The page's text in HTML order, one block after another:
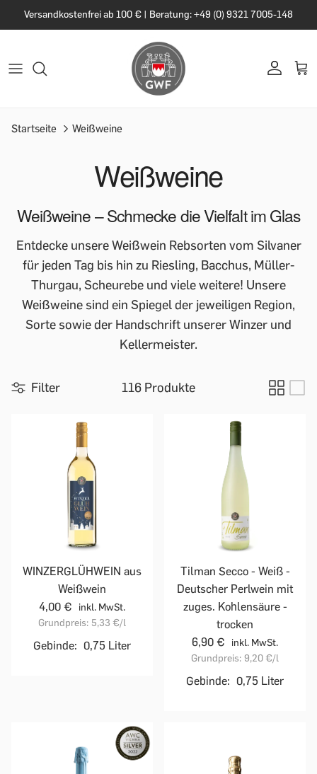
Versandkostenfrei ab 100 € | Beratung: +49 (0) 9321 7005-148
Startseite Weißweine
Weißweine
Weißweine – Schmecke die Vielfalt im Glas
Entdecke unsere Weißwein Rebsorten vom Silvaner
für jeden Tag bis hin zu Riesling, Bacchus, Müller-
Thurgau, Scheurebe und viele weitere! Unsere
Weißweine sind ein Spiegel der jeweiligen Region,
Sorte sowie der Handschrift unserer Winzer und
Kellermeister.
Filter 116 Produkte
WINZERGLÜHWEIN aus
Weißwein
4,00 €
inkl. MwSt.
Grundpreis: 5,33 €/l
Gebinde: 0,75 Liter
Tilman Secco - Weiß -
Deutscher Perlwein mit
zuges. Kohlensäure -
trocken
6,90 €
inkl. MwSt.
Grundpreis: 9,20 €/l
Gebinde: 0,75 Liter